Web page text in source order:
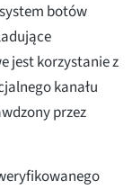
botów
jest korzystanie z
kanału
przez